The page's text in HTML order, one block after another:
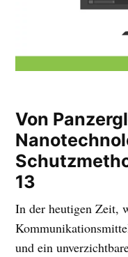
Von
13
In der heutigen Zeit,
und ein